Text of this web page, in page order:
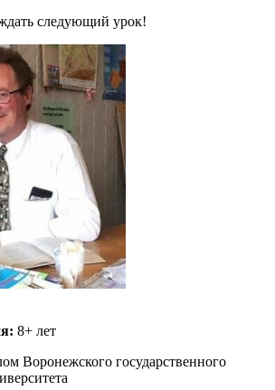
следующий урок!
8+ лет
Воронежского государственного